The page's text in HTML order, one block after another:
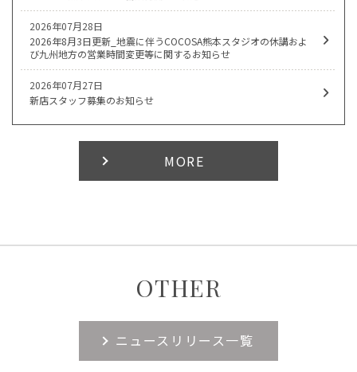
2026年07月28日
2026年8月3日更新_地震に伴うCOCOSA熊本スタジオの休講およ
び九州地方の営業時間変更等に関するお知らせ
2026年07月27日
新店スタッフ募集のお知らせ
MORE
OTHER
ニュースリリース一覧